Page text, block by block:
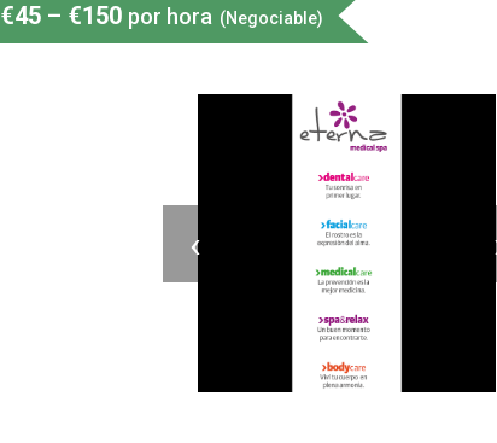
€45 – €150 por hora (Negociable)
‹